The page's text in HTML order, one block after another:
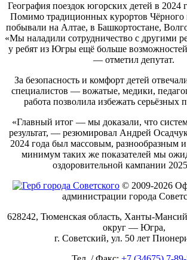
География поездок югорских детей в 2024
Помимо традиционных курортов Чёрного
побывали на Алтае, в Башкортостане,
«Мы наладили сотрудничество с другими
у ребят из Югры ещё больше возможностей
— отметил депутат.
За безопасность и комфорт детей
специалистов — вожатые, медики,
работа позволила избежать серьёзных
«Главный итог — мы доказали, что
результат, — резюмировал Андрей
2024 года был массовым, разнообразным
минимум таких же показателей мы
оздоровительной кампании
© 2009-2026
администрации города
628242, Тюменская область, Ханты-
округ — Югра,
г. Советский, ул. 50 лет